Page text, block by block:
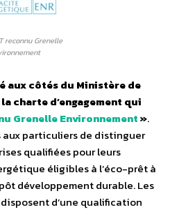
reconnu Grenelle
aux côtés du Ministère de
la charte d’engagement qui
Grenelle Environnement».
particuliers de distinguer
qualifiées pour leurs
éligibles à l’éco-prêt à
développement durable. Les
d’une qualification